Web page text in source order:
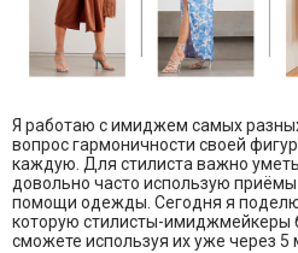
Я работаю с имиджем самых
вопрос гармоничности своей
каждую. Для стилиста важно уметь
довольно часто использую
помощи одежды. Сегодня я
которую стилисты-имиджмейкеры
сможете используя их уже через 5